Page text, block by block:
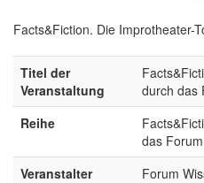
Facts&Fiction. Die Improtheater-
Titel der
Veranstaltung
durch das
Reihe
das
Veranstalter
Forum